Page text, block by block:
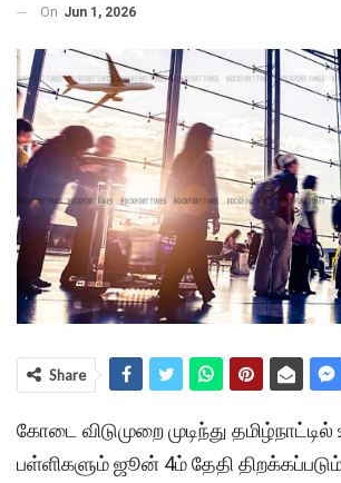
On Jun 1, 2026
Share
கோடை விடுமுறை முடிந்து
பள்ளிகளும் ஜூன் 4ம் தேதி